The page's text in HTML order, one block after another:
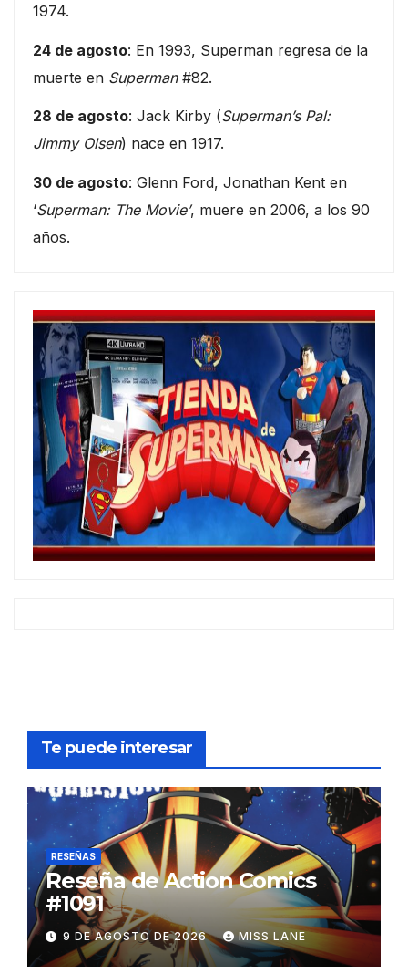
1974.
24 de agosto: En 1993, Superman regresa de la
muerte en Superman#82.
28 de agosto: Jack Kirby (Superman’s Pal:
Jimmy Olsen) nace en 1917.
30 de agosto: Glenn Ford, Jonathan Kent en
‘Superman: The Movie’, muere en 2006, a los 90
años.
Te puede interesar
RESEÑAS
Reseña de Action Comics
#1091
9 DE AGOSTO DE 2026 MISS LANE